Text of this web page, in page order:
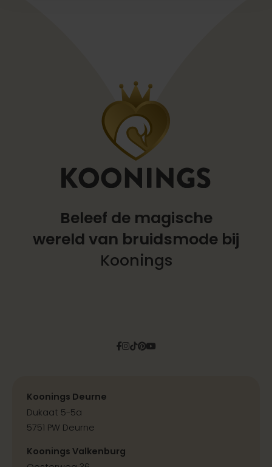
Beleef de magische
wereld van bruidsmode bij
Koonings
Facebook
Instagram
Tiktok
Pinterest
YouTube
Koonings Deurne
Dukaat 5-5a
5751 PW Deurne
Koonings Valkenburg